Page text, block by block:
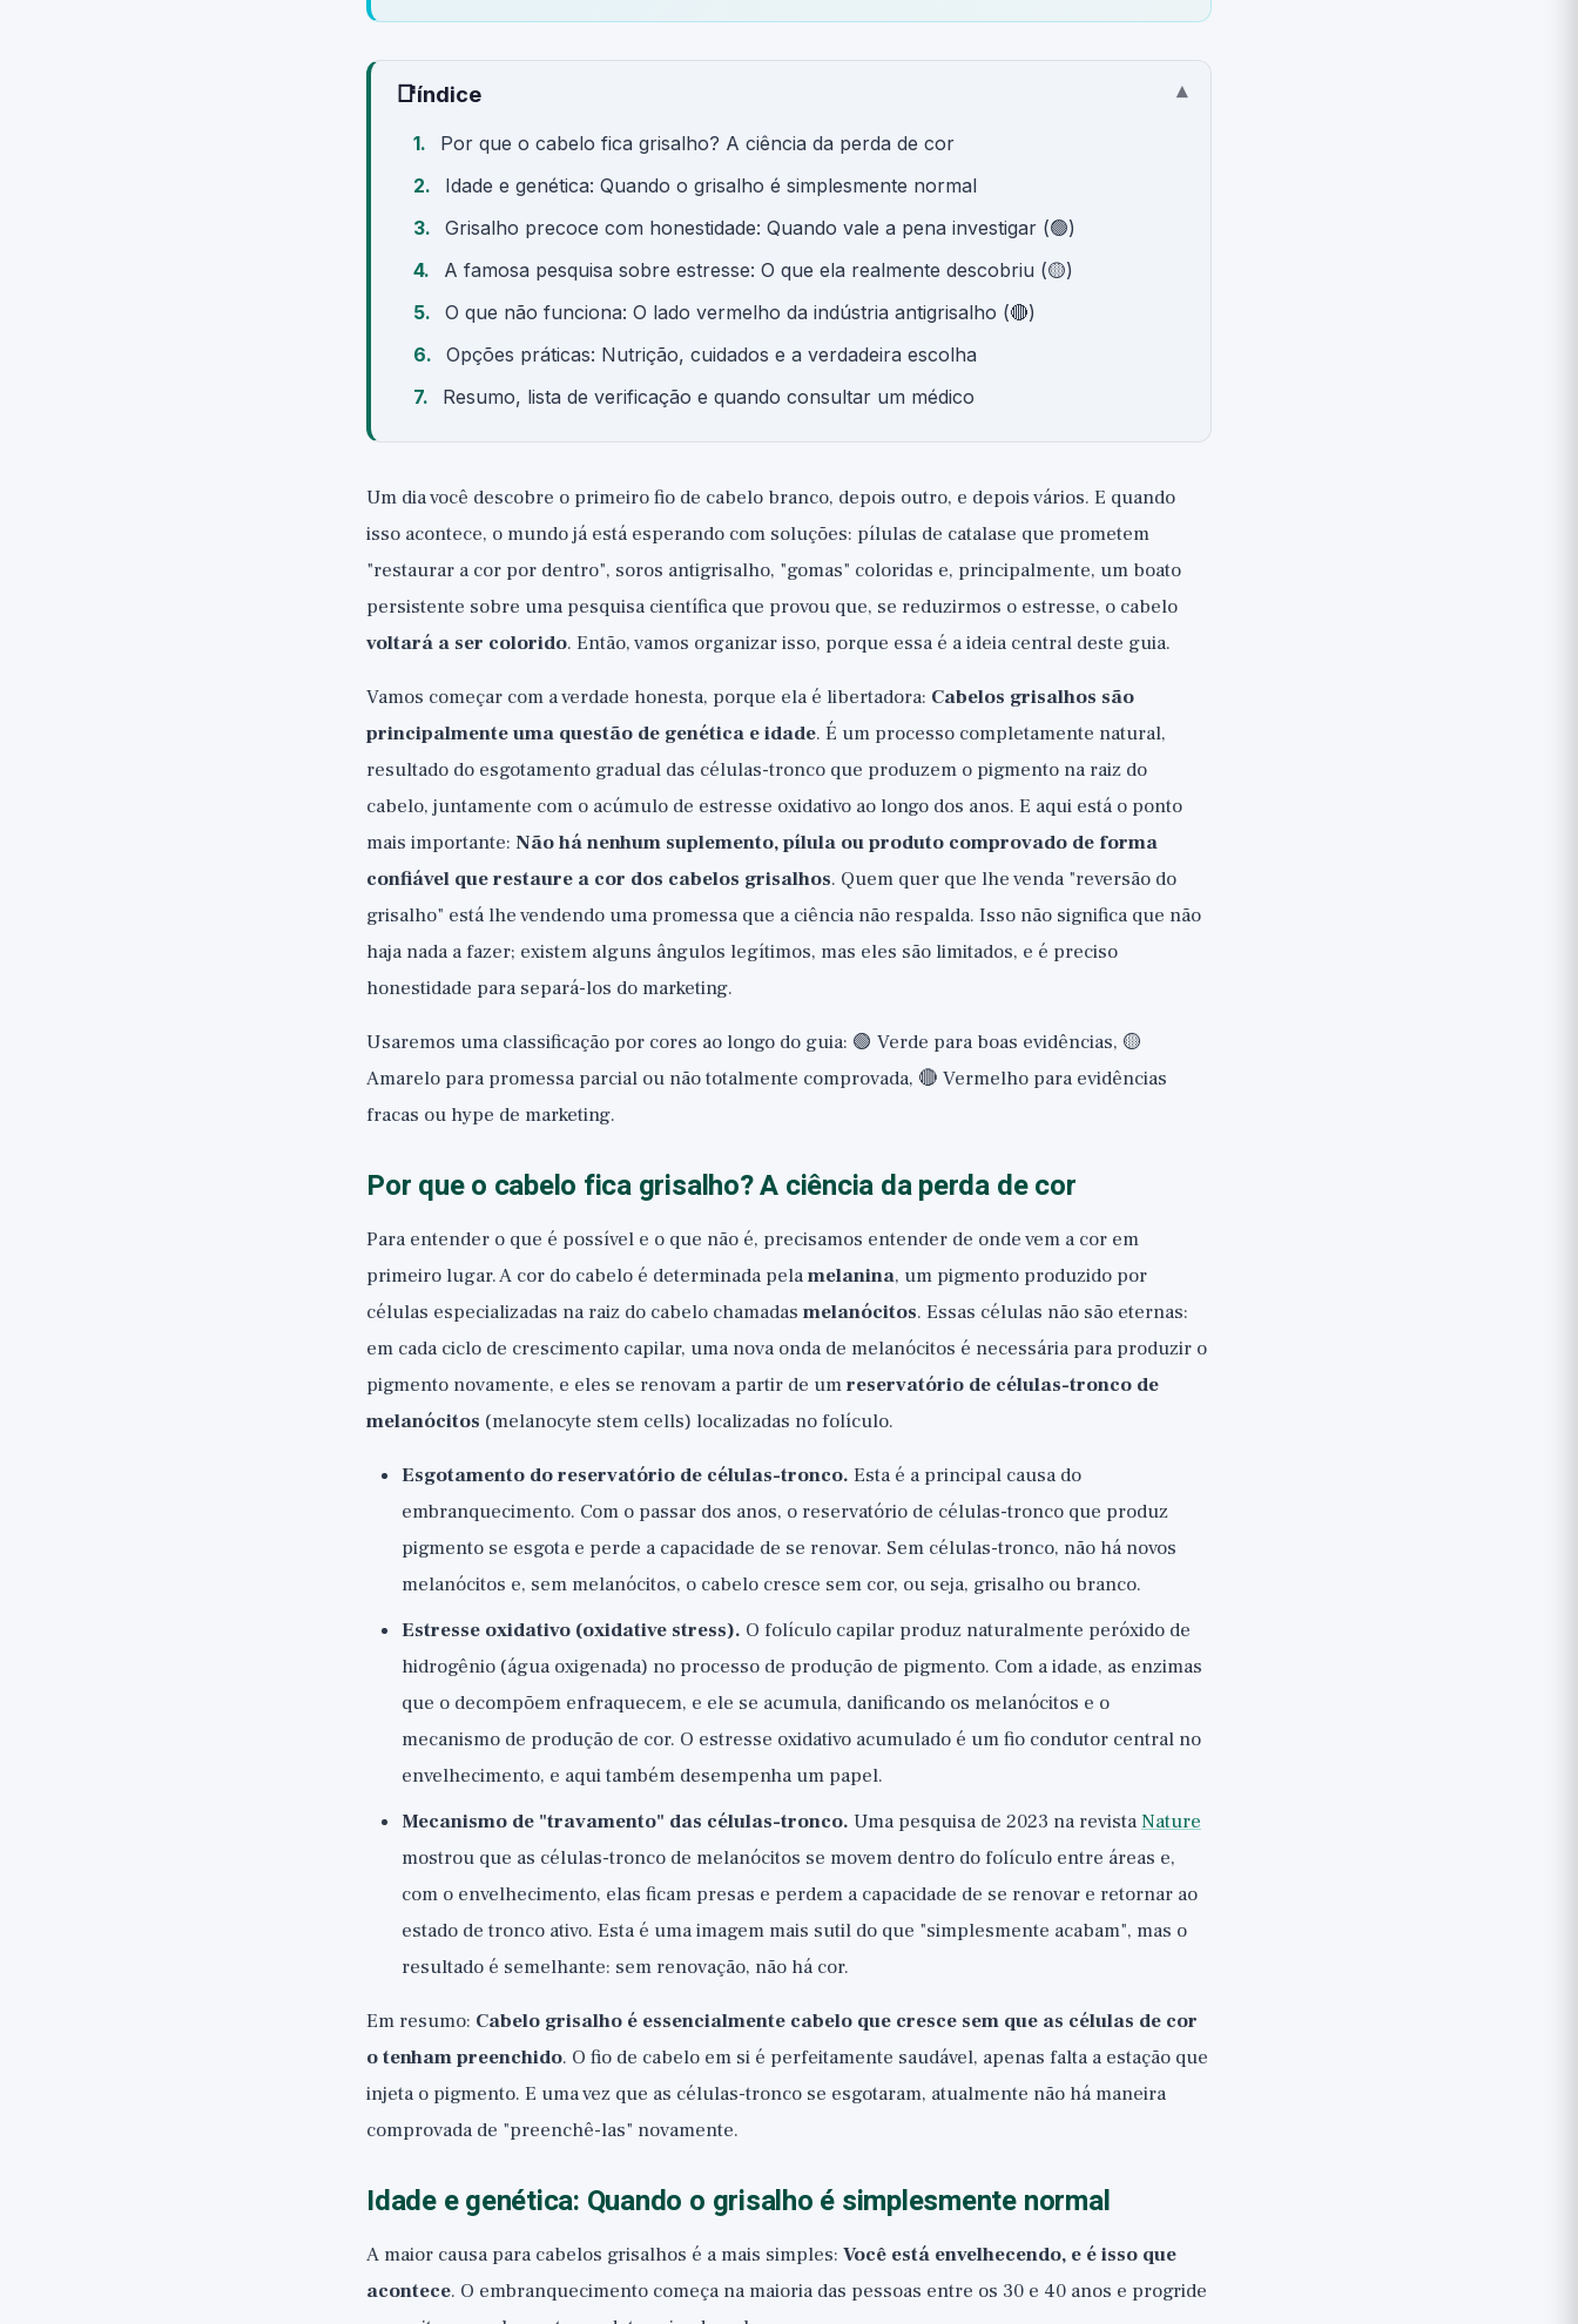
📑índice ▾
Por que o cabelo fica grisalho? A ciência da perda de cor
Idade e genética: Quando o grisalho é simplesmente normal
Grisalho precoce com honestidade: Quando vale a pena investigar (🟢)
A famosa pesquisa sobre estresse: O que ela realmente descobriu (🟡)
O que não funciona: O lado vermelho da indústria antigrisalho (🔴)
Opções práticas: Nutrição, cuidados e a verdadeira escolha
Resumo, lista de verificação e quando consultar um médico
Um dia você descobre o primeiro fio de cabelo branco, depois outro, e depois vários. E quando
isso acontece, o mundo já está esperando com soluções: pílulas de catalase que prometem
"restaurar a cor por dentro", soros antigrisalho, "gomas" coloridas e, principalmente, um boato
persistente sobre uma pesquisa científica que provou que, se reduzirmos o estresse, o cabelo
voltará a ser colorido. Então, vamos organizar isso, porque essa é a ideia central deste guia.
Vamos começar com a verdade honesta, porque ela é libertadora: Cabelos grisalhos são
principalmente uma questão de genética e idade. É um processo completamente natural,
resultado do esgotamento gradual das células-tronco que produzem o pigmento na raiz do
cabelo, juntamente com o acúmulo de estresse oxidativo ao longo dos anos. E aqui está o ponto
mais importante: Não há nenhum suplemento, pílula ou produto comprovado de forma
confiável que restaure a cor dos cabelos grisalhos. Quem quer que lhe venda "reversão do
grisalho" está lhe vendendo uma promessa que a ciência não respalda. Isso não significa que não
haja nada a fazer; existem alguns ângulos legítimos, mas eles são limitados, e é preciso
honestidade para separá-los do marketing.
Usaremos uma classificação por cores ao longo do guia: 🟢 Verde para boas evidências, 🟡
Amarelo para promessa parcial ou não totalmente comprovada, 🔴 Vermelho para evidências
fracas ou hype de marketing.
Por que o cabelo fica grisalho? A ciência da perda de cor
Para entender o que é possível e o que não é, precisamos entender de onde vem a cor em
primeiro lugar. A cor do cabelo é determinada pelamelanina, um pigmento produzido por
células especializadas na raiz do cabelo chamadas melanócitos. Essas células não são eternas:
em cada ciclo de crescimento capilar, uma nova onda de melanócitos é necessária para produzir o
pigmento novamente, e eles se renovam a partir de umreservatório de células-tronco de
melanócitos (melanocyte stem cells) localizadas no folículo.
Esgotamento do reservatório de células-tronco. Esta é a principal causa do
embranquecimento. Com o passar dos anos, o reservatório de células-tronco que produz
pigmento se esgota e perde a capacidade de se renovar. Sem células-tronco, não há novos
melanócitos e, sem melanócitos, o cabelo cresce sem cor, ou seja, grisalho ou branco.
Estresse oxidativo (oxidative stress). O folículo capilar produz naturalmente peróxido de
hidrogênio (água oxigenada) no processo de produção de pigmento. Com a idade, as enzimas
que o decompõem enfraquecem, e ele se acumula, danificando os melanócitos e o
mecanismo de produção de cor. O estresse oxidativo acumulado é um fio condutor central no
envelhecimento, e aqui também desempenha um papel.
Mecanismo de "travamento" das células-tronco. Uma pesquisa de 2023 na revistaNature
mostrou que as células-tronco de melanócitos se movem dentro do folículo entre áreas e,
com o envelhecimento, elas ficam presas e perdem a capacidade de se renovar e retornar ao
estado de tronco ativo. Esta é uma imagem mais sutil do que "simplesmente acabam", mas o
resultado é semelhante: sem renovação, não há cor.
Em resumo: Cabelo grisalho é essencialmente cabelo que cresce sem que as células de cor
o tenham preenchido. O fio de cabelo em si é perfeitamente saudável, apenas falta a estação que
injeta o pigmento. E uma vez que as células-tronco se esgotaram, atualmente não há maneira
comprovada de "preenchê-las" novamente.
Idade e genética: Quando o grisalho é simplesmente normal
A maior causa para cabelos grisalhos é a mais simples: Você está envelhecendo, e é isso que
acontece. O embranquecimento começa na maioria das pessoas entre os 30 e 40 anos e progride